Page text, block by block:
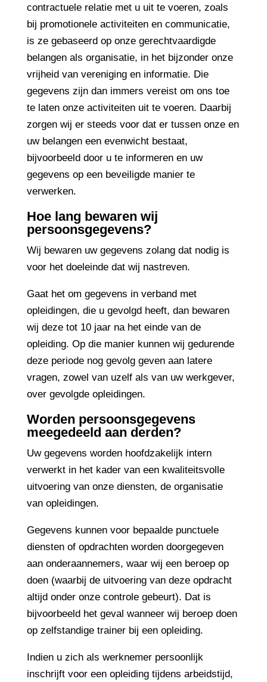
contractuele relatie met u uit te voeren, zoals
bij promotionele activiteiten en communicatie,
is ze gebaseerd op onze gerechtvaardigde
belangen als organisatie, in het bijzonder onze
vrijheid van vereniging en informatie. Die
gegevens zijn dan immers vereist om ons toe
te laten onze activiteiten uit te voeren. Daarbij
zorgen wij er steeds voor dat er tussen onze en
uw belangen een evenwicht bestaat,
bijvoorbeeld door u te informeren en uw
gegevens op een beveiligde manier te
verwerken.
Hoe lang bewaren wij
persoonsgegevens?
Wij bewaren uw gegevens zolang dat nodig is
voor het doeleinde dat wij nastreven.
Gaat het om gegevens in verband met
opleidingen, die u gevolgd heeft, dan bewaren
wij deze tot 10 jaar na het einde van de
opleiding. Op die manier kunnen wij gedurende
deze periode nog gevolg geven aan latere
vragen, zowel van uzelf als van uw werkgever,
over gevolgde opleidingen.
Worden persoonsgegevens
meegedeeld aan derden?
Uw gegevens worden hoofdzakelijk intern
verwerkt in het kader van een kwaliteitsvolle
uitvoering van onze diensten, de organisatie
van opleidingen.
Gegevens kunnen voor bepaalde punctuele
diensten of opdrachten worden doorgegeven
aan onderaannemers, waar wij een beroep op
doen (waarbij de uitvoering van deze opdracht
altijd onder onze controle gebeurt). Dat is
bijvoorbeeld het geval wanneer wij beroep doen
op zelfstandige trainer bij een opleiding.
Indien u zich als werknemer persoonlijk
inschrijft voor een opleiding tijdens arbeidstijd,